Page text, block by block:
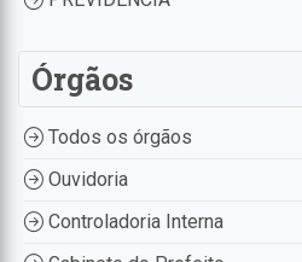
Órgãos
Todos os órgãos
Ouvidoria
Controladoria Interna